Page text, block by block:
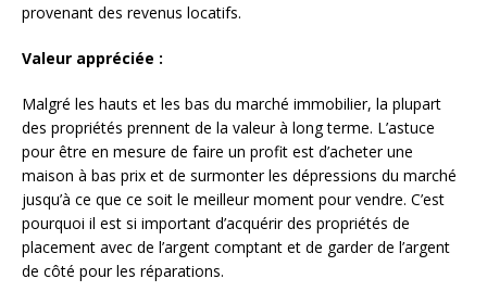
provenant des revenus locatifs.
Valeur appréciée :
Malgré les hauts et les bas du marché immobilier, la plupart
des propriétés prennent de la valeur à long terme. L’astuce
pour être en mesure de faire un profit est d’acheter une
maison à bas prix et de surmonter les dépressions du marché
jusqu’à ce que ce soit le meilleur moment pour vendre. C’est
pourquoi il est si important d’acquérir des propriétés de
placement avec de l’argent comptant et de garder de l’argent
de côté pour les réparations.